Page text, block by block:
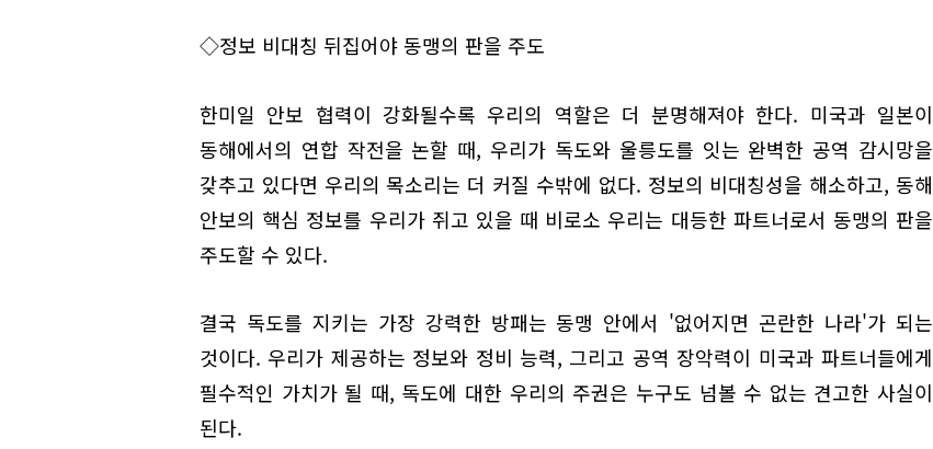
◇정보 비대칭 뒤집어야 동맹의 판을 주도
한미일 안보 협력이 강화될수록 우리의 역할은 더 분명해져야 한다. 미국과 일본이
동해에서의 연합 작전을 논할 때, 우리가 독도와 울릉도를 잇는 완벽한 공역 감시망을
갖추고 있다면 우리의 목소리는 더 커질 수밖에 없다. 정보의 비대칭성을 해소하고, 동해
안보의 핵심 정보를 우리가 쥐고 있을 때 비로소 우리는 대등한 파트너로서 동맹의 판을
주도할 수 있다.
결국 독도를 지키는 가장 강력한 방패는 동맹 안에서 '없어지면 곤란한 나라'가 되는
것이다. 우리가 제공하는 정보와 정비 능력, 그리고 공역 장악력이 미국과 파트너들에게
필수적인 가치가 될 때, 독도에 대한 우리의 주권은 누구도 넘볼 수 없는 견고한 사실이
된다.